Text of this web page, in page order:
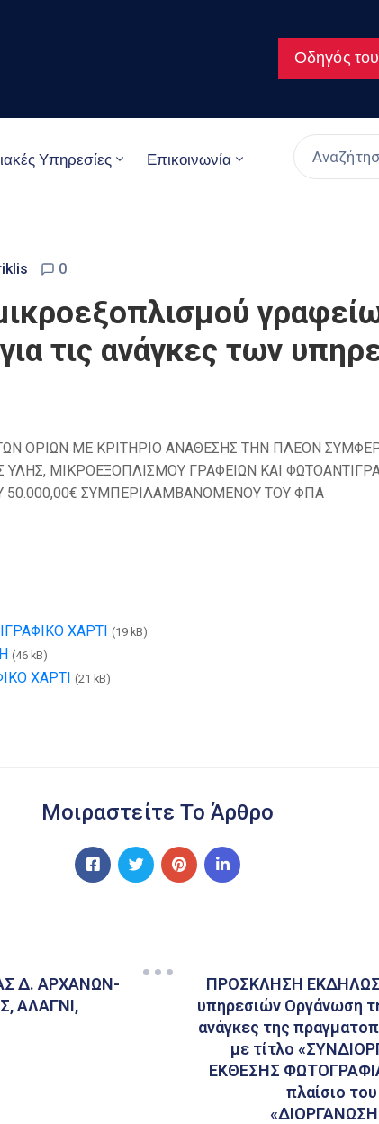
Οδηγός
Υπηρεσίες Επικοινωνία
0
τις ανάγκες των
ΟΡΙΩΝ ΜΕ ΚΡΙΤΗΡΙΟ ΑΝΑΘΕΣΗΣ ΤΗΝ ΠΛΕΟΝ
ΜΙΚΡΟΕΞΟΠΛΙΣΜΟΥ ΓΡΑΦΕΙΩΝ ΚΑΙ
50.000,00€ ΣΥΜΠΕΡΙΛΑΜΒΑΝΟΜΕΝΟΥ ΤΟΥ ΦΠΑ
ΧΑΡΤΙ (19 kB)
(46 kB)
ΧΑΡΤΙ (21 kB)
Μοιραστείτε Το Άρθρο
Δ. ΑΡΧΑΝΩΝ-
ΑΛΑΓΝΙ,
ΠΡΟΣΚΛΗΣΗ
υπηρεσιών Οργάνωση
ανάγκες της
με τίτλο
ΕΚΘΕΣΗΣ
πλαίσιο